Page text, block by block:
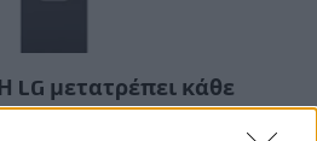
LG μετατρέπει κάθε
gaming εμπειρία!